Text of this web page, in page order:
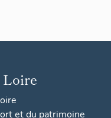
Loire
et du patrimoine